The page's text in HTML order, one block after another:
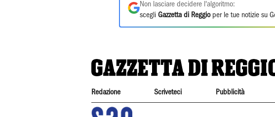
Non lasciare decidere l'algoritmo:
scegli Gazzetta di Reggioper le tue notizie su
Redazione Scriveteci Pubblicità